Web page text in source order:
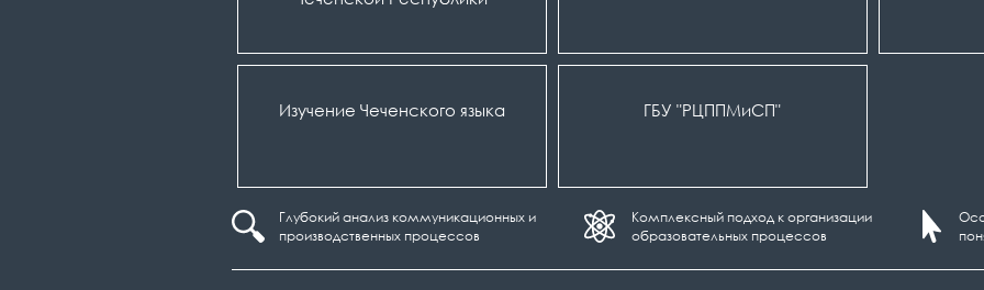
Изучение Чеченского языка ГБУ "РЦППМиСП"
Глубокий анализ коммуникационных и
производственных процессов
Комплексный подход к организации
образовательных процессов